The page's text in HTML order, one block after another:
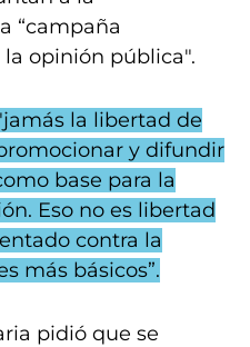
“campaña
opinión pública".
la libertad de
y difundir
base para la
Eso no es libertad
contra la
más básicos”.
pidió que se